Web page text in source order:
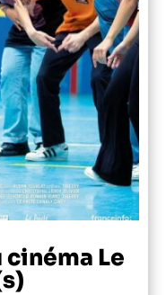
cinéma Le